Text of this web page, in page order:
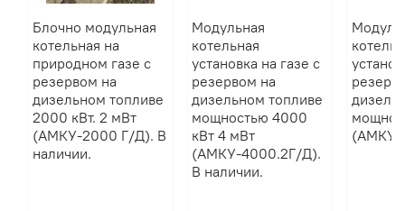
Блочно модульная
котельная на
природном газе с
резервом на
дизельном топливе
2000 кВт. 2 мВт
(АМКУ-2000 Г/Д). В
наличии.
Модульная
котельная
установка на газе с
резервом на
дизельном топливе
мощностью 4000
кВт 4 мВт
(АМКУ-4000.2Г/Д).
В наличии.
(АМКУ-